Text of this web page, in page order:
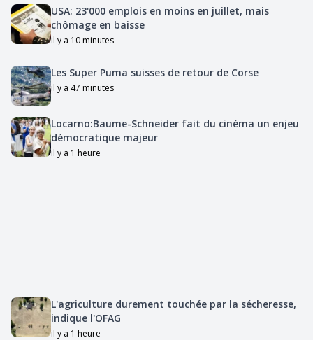
USA: 23'000 emplois en moins en juillet, mais
chômage en baisse
il y a 10 minutes
Les Super Puma suisses de retour de Corse
il y a 47 minutes
Locarno:Baume-Schneider fait du cinéma un enjeu
démocratique majeur
il y a 1 heure
L'agriculture durement touchée par la sécheresse,
indique l'OFAG
il y a 1 heure